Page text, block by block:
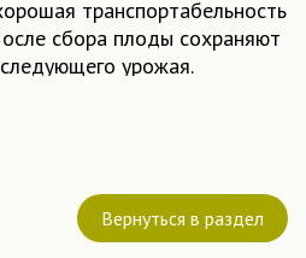
транспортабельность
сбора плоды сохраняют
урожая.
– 4,8-5 кг/кв.м.
Марфа можно в нашем
Вернуться в раздел